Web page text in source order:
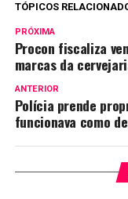
TÓPICOS
PRÓXIMA
Procon fiscaliza
marcas da
ANTERIOR
Polícia prende
funcionava como